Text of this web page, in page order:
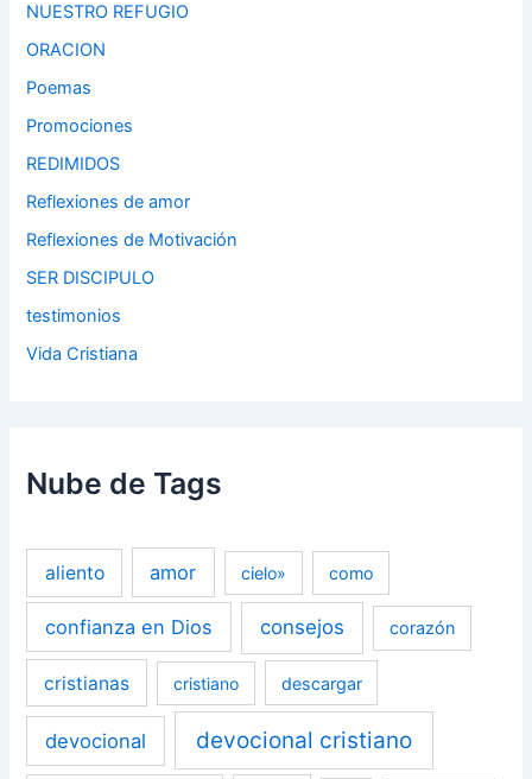
NUESTRO REFUGIO
ORACION
Poemas
Promociones
REDIMIDOS
Reflexiones de amor
Reflexiones de Motivación
SER DISCIPULO
testimonios
Vida Cristiana
Nube de Tags
aliento amor cielo» como
confianza en Dios consejos corazón
cristianas cristiano descargar
devocional devocional cristiano